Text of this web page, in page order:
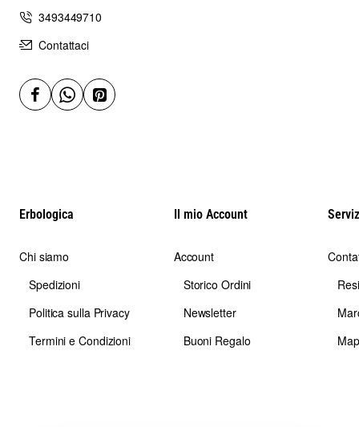
3493449710
Contattaci
Erbologica
Chi siamo
Spedizioni
Politica sulla Privacy
Termini e Condizioni
Il mio Account
Account
Storico Ordini
Newsletter
Buoni Regalo